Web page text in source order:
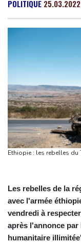
Haiti
28 °C
Congo
33
Pour combattre
relâche 600.000
Wall Street en
d'une Fed plus
Grèce : trois
à l'ouest d'Athènes
Apple et OpenAI
appareils du
Yémen: nouvelle
POLITIQUE 25.03.2022
Ethiopie : les rebelles du
Les rebelles de la
avec l'armée
vendredi à
après l'annonce
humanitaire